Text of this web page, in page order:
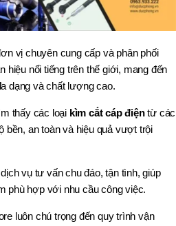
vị chuyên cung cấp và phân phối
hiệu nổi tiếng trên thế giới, mang đến
dạng và chất lượng cao.
thấy các loại kìm cắt cáp điệntừ các
bền, an toàn và hiệu quả vượt trội
vụ tư vấn chu đáo, tận tình, giúp
phù hợp với nhu cầu công việc.
luôn chú trọng đến quy trình vận